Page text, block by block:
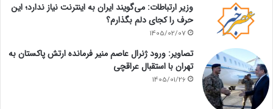
وزیر ارتباطات: می‌گویند ایران به اینترنت نیاز ندارد؛ این
حرف را کجای دلم بگذارم؟
1405/02/07
تصاویر: ورود ژنرال عاصم منیر فرمانده ارتش پاکستان به
تهران با استقبال عراقچی
1405/01/26